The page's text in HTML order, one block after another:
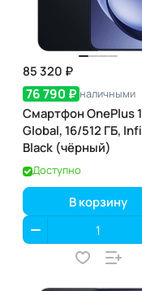
85 320 ₽
76 790 ₽ наличными
Смартфон OnePlus
Global, 16/512 ГБ,
Black (чёрный)
Доступно
В корзину